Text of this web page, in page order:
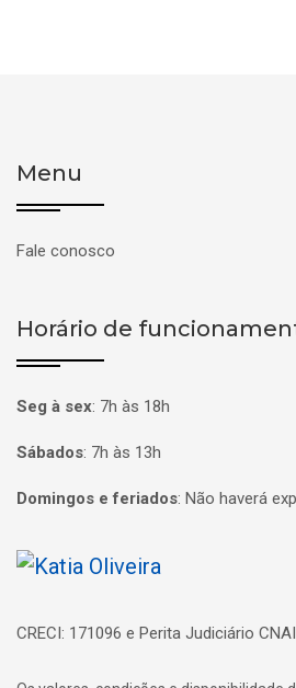
Menu
Fale conosco
Horário de
Seg à sex: 7h às 18h
Sábados: 7h às 13h
Domingos e feriados: Não haverá
Página inicial
CRECI: 171096 e Perita Judiciário